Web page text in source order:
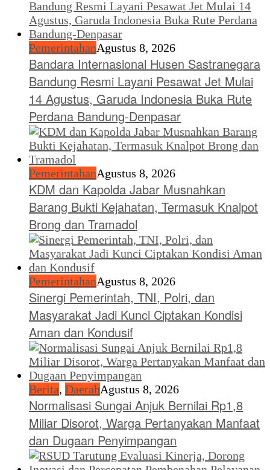
PemerintahanAgustus 8, 2026
Bandara Internasional Husen Sastranegara
Bandung Resmi Layani Pesawat Jet Mulai
14 Agustus, Garuda Indonesia Buka Rute
Perdana Bandung-Denpasar
PemerintahanAgustus 8, 2026
KDM dan Kapolda Jabar Musnahkan
Barang Bukti Kejahatan, Termasuk Knalpot
Brong dan Tramadol
PemerintahanAgustus 8, 2026
Sinergi Pemerintah, TNI, Polri, dan
Masyarakat Jadi Kunci Ciptakan Kondisi
Aman dan Kondusif
Berita, DaerahAgustus 8, 2026
Normalisasi Sungai Anjuk Bernilai Rp1,8
Miliar Disorot, Warga Pertanyakan Manfaat
dan Dugaan Penyimpangan